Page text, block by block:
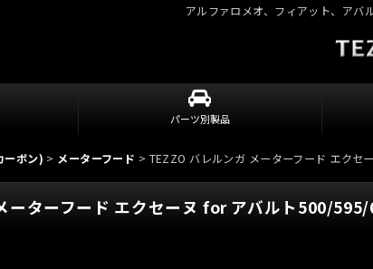
アルファロメオ、フィアット、アバ
パーツ別製品
ーボン) > メーターフード > TEZZO バレルンガ メーターフード エク
ーターフード エクセーヌ for アバルト500/595/